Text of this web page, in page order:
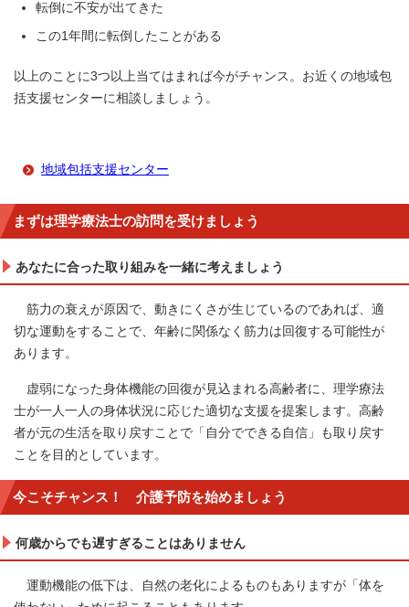
転倒に不安が出てきた
この1年間に転倒したことがある
以上のことに3つ以上当てはまれば今がチャンス。お近くの地域包
括支援センターに相談しましょう。
地域包括支援センター
まずは理学療法士の訪問を受けましょう
あなたに合った取り組みを一緒に考えましょう
筋力の衰えが原因で、動きにくさが生じているのであれば、適
切な運動をすることで、年齢に関係なく筋力は回復する可能性が
あります。
虚弱になった身体機能の回復が見込まれる高齢者に、理学療法
士が一人一人の身体状況に応じた適切な支援を提案します。高齢
者が元の生活を取り戻すことで「自分でできる自信」も取り戻す
ことを目的としています。
今こそチャンス！ 介護予防を始めましょう
何歳からでも遅すぎることはありません
運動機能の低下は、自然の老化によるものもありますが「体を